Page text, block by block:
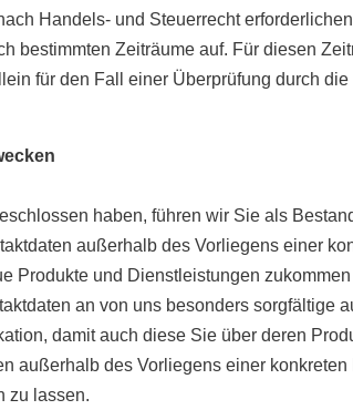
Handels- und Steuerrecht
bestimmten Zeiträume auf. Für diesen
für den Fall einer Überprüfung durch
haben, führen wir Sie als
außerhalb des Vorliegens einer
Produkte und Dienstleistungen
an von uns besonders sorgfältige
damit auch diese Sie über deren
außerhalb des Vorliegens einer
zu lassen.